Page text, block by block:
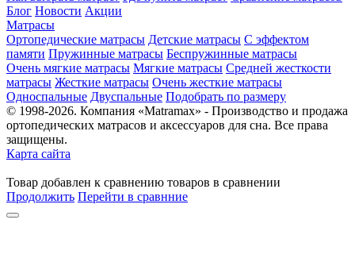
Блог Новости Акции
Матрасы
Ортопедические матрасы Детские матрасы С эффектом
памяти Пружинные матрасы Беспружинные матрасы
Очень мягкие матрасы Мягкие матрасы Средней жесткости
матрасы Жесткие матрасы Очень жесткие матрасы
Односпальные Двуспальные Подобрать по размеру
© 1998-2026. Компания «Matramax» - Производство и продажа
ортопедических матрасов и аксессуаров для сна. Все права
защищены.
Карта сайта
Товар добавлен к сравнению товаров в сравнении
Продолжить Перейти в сравнние